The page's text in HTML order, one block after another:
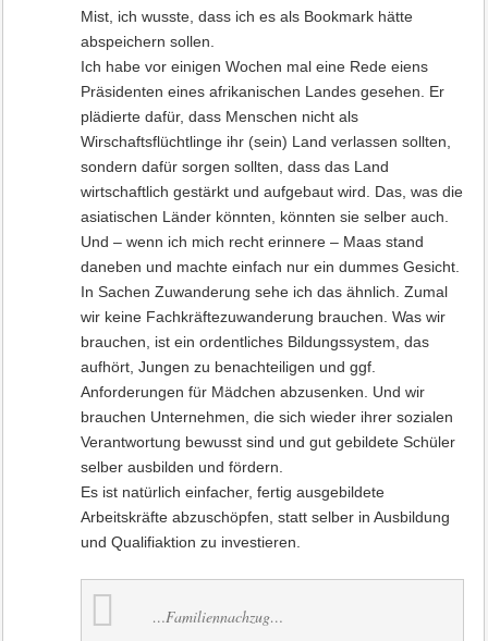
Mist, ich wusste, dass ich es als Bookmark hätte
abspeichern sollen.
Ich habe vor einigen Wochen mal eine Rede eiens
Präsidenten eines afrikanischen Landes gesehen. Er
plädierte dafür, dass Menschen nicht als
Wirschaftsflüchtlinge ihr (sein) Land verlassen sollten,
sondern dafür sorgen sollten, dass das Land
wirtschaftlich gestärkt und aufgebaut wird. Das, was die
asiatischen Länder könnten, könnten sie selber auch.
Und – wenn ich mich recht erinnere – Maas stand
daneben und machte einfach nur ein dummes Gesicht.
In Sachen Zuwanderung sehe ich das ähnlich. Zumal
wir keine Fachkräftezuwanderung brauchen. Was wir
brauchen, ist ein ordentliches Bildungssystem, das
aufhört, Jungen zu benachteiligen und ggf.
Anforderungen für Mädchen abzusenken. Und wir
brauchen Unternehmen, die sich wieder ihrer sozialen
Verantwortung bewusst sind und gut gebildete Schüler
selber ausbilden und fördern.
Es ist natürlich einfacher, fertig ausgebildete
Arbeitskräfte abzuschöpfen, statt selber in Ausbildung
und Qualifiaktion zu investieren.
…Familiennachzug…